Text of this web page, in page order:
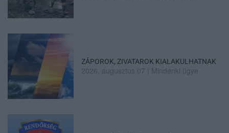
ZÁPOROK, ZIVATAROK KIALAKULHATNAK
2026. augusztus 07 Mindenki ügye